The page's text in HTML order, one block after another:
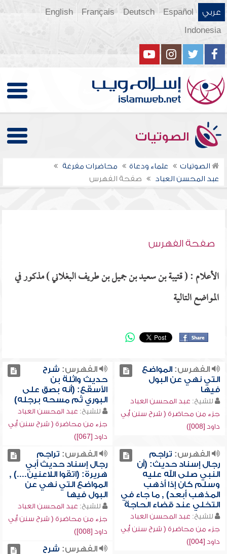
عربي Español
Deutsch
Français
English
Indonesia
الصوتيات
الصوتيات علماء ودعاة
محاضرات مفرغة
عبد المحسن العباد
صفحة الفهرس
صفحة الفهرس
الأعلام : ( قتيبة بن سعيد بن جميل بن طريف البغلاني ) مذكور في
المواضع التالية
الفهرس:المواضع
التي نهي عن البول
فيها
للشيخ: عبد المحسن العباد
جزء من محاضرة ( شرح سنن أبي
داود [008])
الفهرس: شرح
حديث واثلة بن
الأسقع: (أنه بصق على
البوري ثم مسحه برجله)
للشيخ: عبد المحسن العباد
جزء من محاضرة ( شرح سنن أبي
داود [067])
الفهرس: تراجم
رجال إسناد حديث: (أن
النبي صلى الله عليه
وسلم كان إذا أذهب
المذهب أبعد) , ما جاء في
التخلي عند قضاء الحاجة
للشيخ: عبد المحسن العباد
جزء من محاضرة ( شرح سنن أبي
داود [004])
الفهرس: تراجم
رجال إسناد حديث أبي
هريرة: (اتقوا اللاعنين....) ,
المواضع التي نهي عن
البول فيها
للشيخ: عبد المحسن العباد
جزء من محاضرة ( شرح سنن أبي
داود [008])
الفهرس: شرح